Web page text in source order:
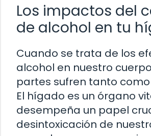
Los impactos del
de alcohol en tu
Cuando se trata de los
alcohol en nuestro
partes sufren tanto
El hígado es un órgano
desempeña un papel
desintoxicación de